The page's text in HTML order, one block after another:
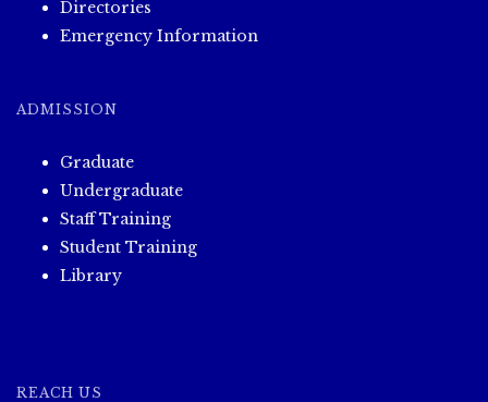
Directories
Emergency Information
ADMISSION
Graduate
Undergraduate
Staff Training
Student Training
Library
REACH US